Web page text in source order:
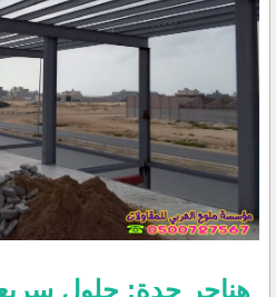
هناجر جدة: حلول